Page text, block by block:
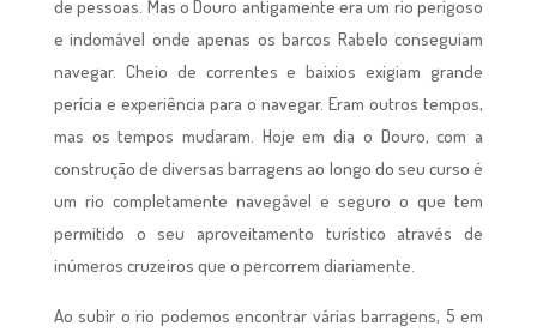
de pessoas. Mas o Douro antigamente era um rio perigoso
e indomável onde apenas os barcos Rabelo conseguiam
navegar. Cheio de correntes e baixios exigiam grande
perícia e experiência para o navegar. Eram outros tempos,
mas os tempos mudaram. Hoje em dia o Douro, com a
construção de diversas barragens ao longo do seu curso é
um rio completamente navegável e seguro o que tem
permitido o seu aproveitamento turístico através de
inúmeros cruzeiros que o percorrem diariamente.
Ao subir o rio podemos encontrar várias barragens, 5 em